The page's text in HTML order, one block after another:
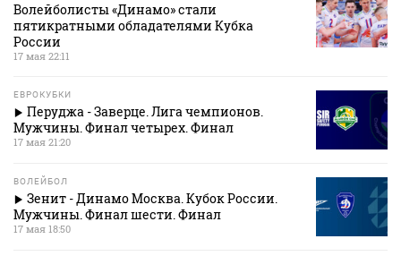
Волейболисты «Динамо» стали
пятикратными обладателями Кубка
России
17 мая 22:11
ЕВРОКУБКИ
Перуджа - Заверце. Лига чемпионов.
Мужчины. Финал четырех. Финал
17 мая 21:20
ВОЛЕЙБОЛ
Зенит - Динамо Москва. Кубок России.
Мужчины. Финал шести. Финал
17 мая 18:50